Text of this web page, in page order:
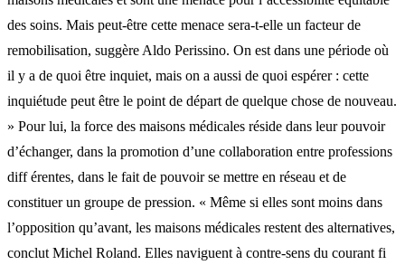
des soins. Mais peut-être cette menace sera-t-elle un facteur de
remobilisation, suggère Aldo Perissino. On est dans une période où
il y a de quoi être inquiet, mais on a aussi de quoi espérer : cette
inquiétude peut être le point de départ de quelque chose de nouveau.
» Pour lui, la force des maisons médicales réside dans leur pouvoir
d’échanger, dans la promotion d’une collaboration entre professions
diff érentes, dans le fait de pouvoir se mettre en réseau et de
constituer un groupe de pression. « Même si elles sont moins dans
l’opposition qu’avant, les maisons médicales restent des alternatives,
conclut Michel Roland. Elles naviguent à contre-sens du courant fi